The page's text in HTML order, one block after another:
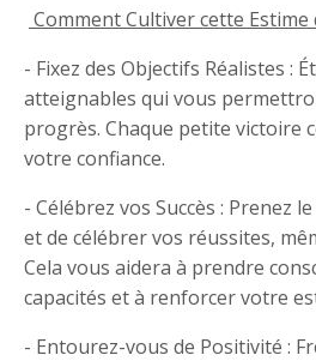
Comment Cultiver cette Estime
- Fixez des Objectifs Réalistes :
atteignables qui vous
progrès. Chaque petite victoire
votre confiance.
- Célébrez vos Succès : Prenez
et de célébrer vos réussites,
Cela vous aidera à prendre
capacités et à renforcer votre
- Entourez-vous de Positivité :